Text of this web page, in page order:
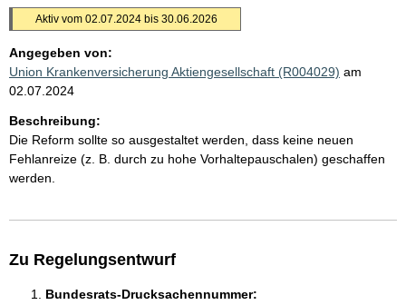
Aktiv vom 02.07.2024 bis 30.06.2026
Angegeben von:
Union Krankenversicherung Aktiengesellschaft (R004029) am
02.07.2024
Beschreibung:
Die Reform sollte so ausgestaltet werden, dass keine neuen
Fehlanreize (z. B. durch zu hohe Vorhaltepauschalen) geschaffen
werden.
Zu Regelungsentwurf
Bundesrats-Drucksachennummer: